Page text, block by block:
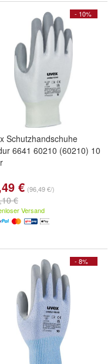
- 10%
Schutzhandschuhe
6641 60210 (60210) 10
€ (96,49 €/)
€
Versand
- 8%